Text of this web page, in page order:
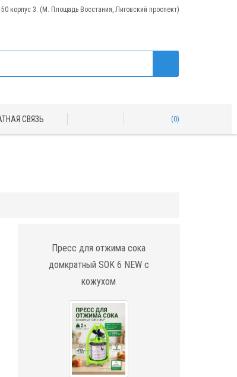
50 корпус 3. (М. Площадь Восстания, Лиговский проспект)
СВЯЗЬ 0
Пресс для отжима сока
домкратный SOK 6 NEW с
кожухом